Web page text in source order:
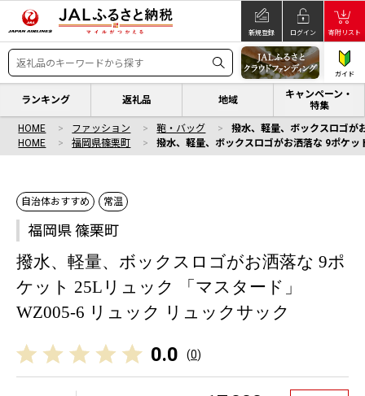
新規登録 ログイン 寄附リスト
ガイド
ランキング 返礼品 地域
キャンペーン・
特集
HOME ファッション 鞄・バッグ
撥水、軽量、ボックスロゴが
HOME
福岡県篠栗町 撥水、軽量、ボックスロゴがお洒落な 9ポケ
自治体おすすめ 常温
福岡県 篠栗町
撥水、軽量、ボックスロゴがお洒落な 9ポ
ケット 25Lリュック 「マスタード」
WZ005-6 リュック リュックサック
0.0 (0)